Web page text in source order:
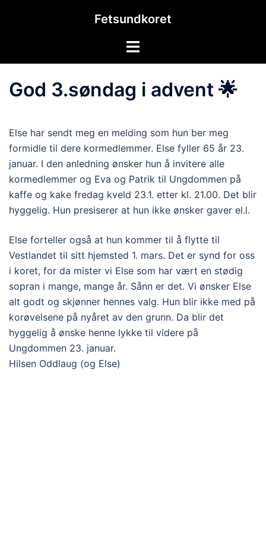
Fetsundkoret
Toggle
God 3.søndag i advent 🌟
Else har sendt meg en melding som hun ber meg
formidle til dere kormedlemmer. Else fyller 65 år 23.
januar. I den anledning ønsker hun å invitere alle
kormedlemmer og Eva og Patrik til Ungdommen på
kaffe og kake fredag kveld 23.1. etter kl. 21.00. Det blir
hyggelig. Hun presiserer at hun ikke ønsker gaver el.l.
Else forteller også at hun kommer til å flytte til
Vestlandet til sitt hjemsted 1. mars. Det er synd for oss
i koret, for da mister vi Else som har vært en stødig
sopran i mange, mange år. Sånn er det. Vi ønsker Else
alt godt og skjønner hennes valg. Hun blir ikke med på
korøvelsene på nyåret av den grunn. Da blir det
hyggelig å ønske henne lykke til videre på
Ungdommen 23. januar.
Hilsen Oddlaug (og Else)